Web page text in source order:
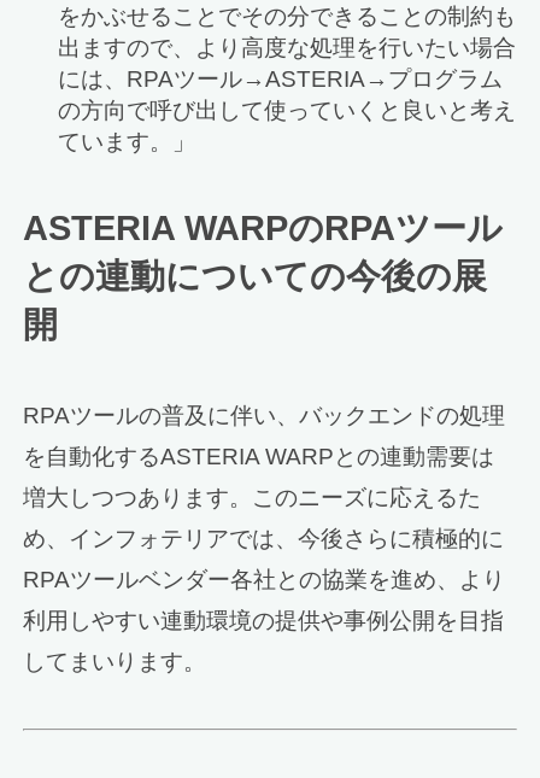
をかぶせることでその分できることの制約も
出ますので、より高度な処理を行いたい場合
には、RPAツール→ASTERIA→プログラム
の方向で呼び出して使っていくと良いと考え
ています。」
ASTERIA WARPのRPAツール
との連動についての今後の展
開
RPAツールの普及に伴い、バックエンドの処理
を自動化するASTERIA WARPとの連動需要は
増大しつつあります。このニーズに応えるた
め、インフォテリアでは、今後さらに積極的に
RPAツールベンダー各社との協業を進め、より
利用しやすい連動環境の提供や事例公開を目指
してまいります。